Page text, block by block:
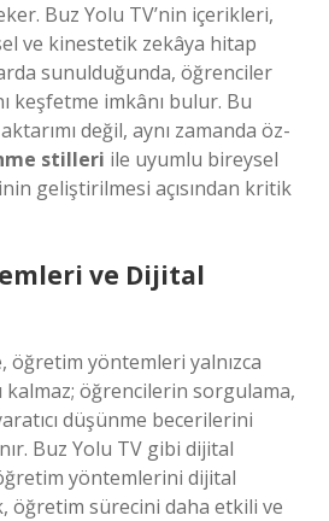
Buz Yolu TV’nin içerikleri,
ve kinestetik zekâya hitap
sunulduğunda, öğrenciler
keşfetme imkânı bulur. Bu
değil, aynı zamanda öz-
stilleri ile uyumlu bireysel
geliştirilmesi açısından kritik
ve Dijital
öğretim yöntemleri yalnızca
kalmaz; öğrencilerin sorgulama,
düşünme becerilerini
Buz Yolu TV gibi dijital
yöntemlerini dijital
öğretim sürecini daha etkili ve